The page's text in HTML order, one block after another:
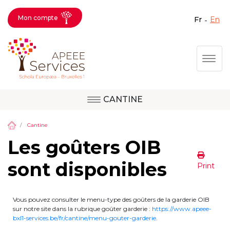
Aller
Fermer X
Question, avis,
demande, suggestion :
contactez le bon
service !
Activités périscolaires Berkendael
+32 (0)472 07 35 25
Mon compte fr en
CANTINE
Site de Berkendael
Cantine
Les goûters OIB
sont disponibles
Print
Vous pouvez consulter le menu-type des goûters de la garderie OIB
sur notre site dans la rubrique goûter garderie : https://www.apeee-
bxl1-services.be/fr/cantine/menu-gouter-garderie.